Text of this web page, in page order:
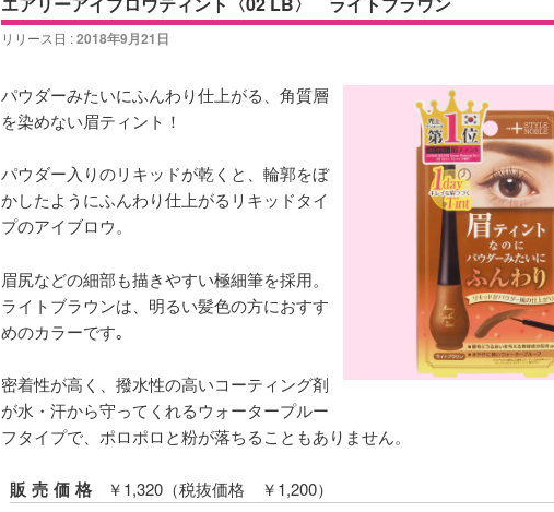
リリース日 :2018年9月21日
パウダーみたいにふんわり仕上がる、角質層
を染めない眉ティント！
パウダー入りのリキッドが乾くと、輪郭をぼ
かしたようにふんわり仕上がるリキッドタイ
プのアイブロウ。
眉尻などの細部も描きやすい極細筆を採用。
ライトブラウンは、明るい髪色の方におすす
めのカラーです｡
密着性が高く、撥水性の高いコーティング剤
が水・汗から守ってくれるウォータープルー
フタイプで、ポロポロと粉が落ちることもありません。
販売価格 ￥1,320（税抜価格 ￥1,200）